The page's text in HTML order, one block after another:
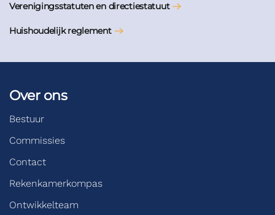
Verenigingsstatuten en directiestatuut
Huishoudelijk reglement
Over ons
Bestuur
Commissies
Contact
Rekenkamerkompas
Ontwikkelteam